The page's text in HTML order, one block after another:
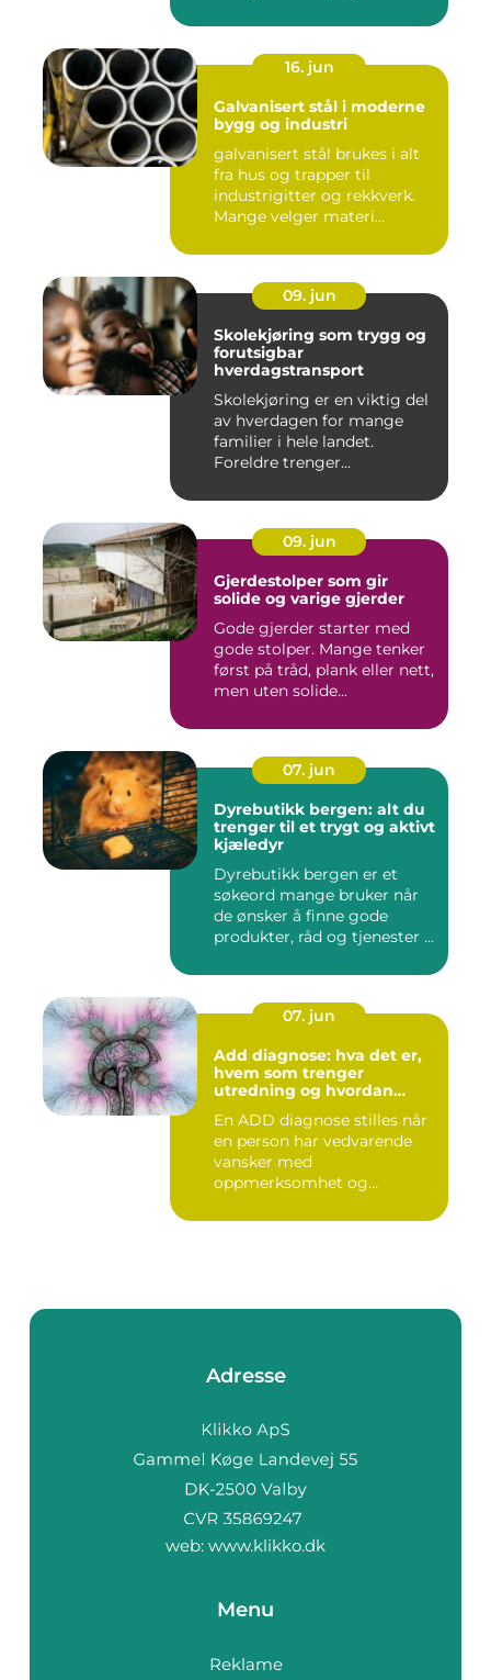
16. jun
Galvanisert stål i moderne
bygg og industri
galvanisert stål brukes i alt
fra hus og trapper til
industrigitter og rekkverk.
Mange velger materi...
09. jun
Skolekjøring som trygg og
forutsigbar
hverdagstransport
Skolekjøring er en viktig del
av hverdagen for mange
familier i hele landet.
Foreldre trenger...
09. jun
Gjerdestolper som gir
solide og varige gjerder
Gode gjerder starter med
gode stolper. Mange tenker
først på tråd, plank eller nett,
men uten solide...
07. jun
Dyrebutikk bergen: alt du
trenger til et trygt og aktivt
kjæledyr
Dyrebutikk bergen er et
søkeord mange bruker når
de ønsker å finne gode
produkter, råd og tjenester ...
07. jun
Add diagnose: hva det er,
hvem som trenger
utredning og hvordan
En ADD diagnose stilles når
en person har vedvarende
vansker med
oppmerksomhet og
Adresse
web: www.klikko.dk
Menu
Reklame